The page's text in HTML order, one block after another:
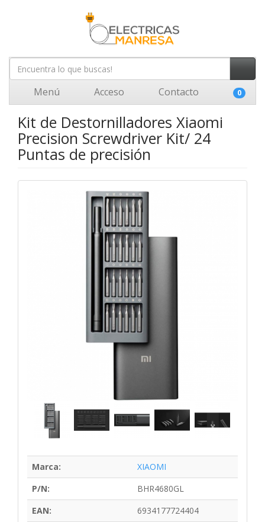
Menú Acceso Contacto 0
Kit de Destornilladores Xiaomi
Precision Screwdriver Kit/ 24
Puntas de precisión
Marca:
XIAOMI
P/N:
BHR4680GL
EAN:
6934177724404